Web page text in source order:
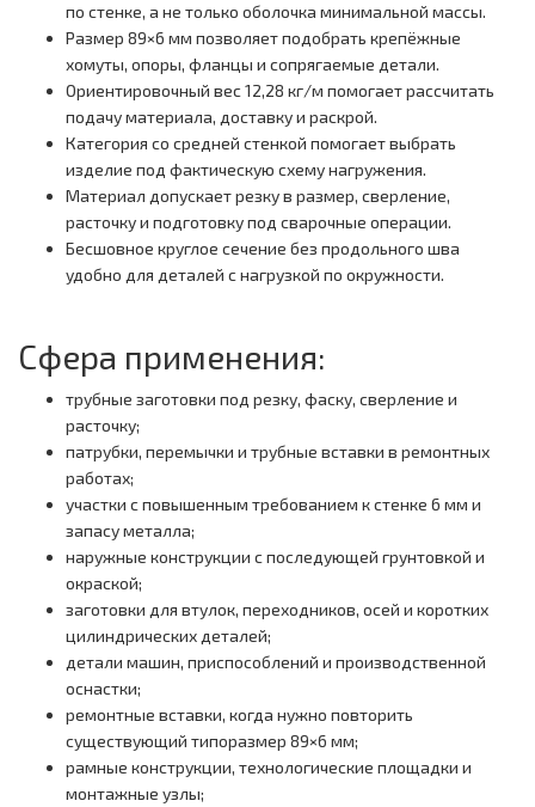
по стенке, а не только оболочка минимальной массы.
Размер 89×6 мм позволяет подобрать крепёжные
хомуты, опоры, фланцы и сопрягаемые детали.
Ориентировочный вес 12,28 кг/м помогает рассчитать
подачу материала, доставку и раскрой.
Категория со средней стенкой помогает выбрать
изделие под фактическую схему нагружения.
Материал допускает резку в размер, сверление,
расточку и подготовку под сварочные операции.
Бесшовное круглое сечение без продольного шва
удобно для деталей с нагрузкой по окружности.
Сфера применения:
трубные заготовки под резку, фаску, сверление и
расточку;
патрубки, перемычки и трубные вставки в ремонтных
работах;
участки с повышенным требованием к стенке 6 мм и
запасу металла;
наружные конструкции с последующей грунтовкой и
окраской;
заготовки для втулок, переходников, осей и коротких
цилиндрических деталей;
детали машин, приспособлений и производственной
оснастки;
ремонтные вставки, когда нужно повторить
существующий типоразмер 89×6 мм;
рамные конструкции, технологические площадки и
монтажные узлы;